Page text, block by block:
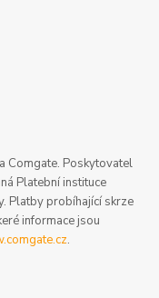
Comgate. Poskytovatel
Platební instituce
Platby probíhající skrze
informace jsou
.